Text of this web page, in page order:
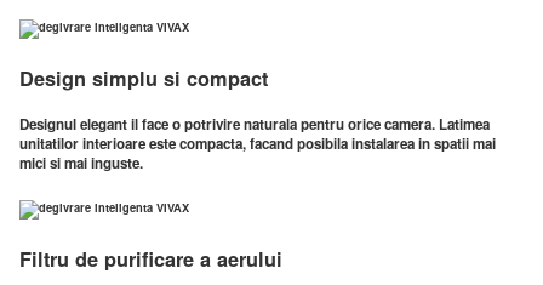
Design simplu si compact
Designul elegant il face o potrivire naturala pentru orice camera. Latimea
unitatilor interioare este compacta, facand posibila instalarea in spatii mai
mici si mai inguste.
Filtru de purificare a aerului